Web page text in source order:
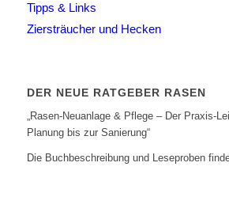
Tipps & Links
Ziersträucher und Hecken
DER NEUE RATGEBER RASEN
„Rasen-Neuanlage & Pflege – Der Praxis-
Planung bis zur Sanierung“
Die Buchbeschreibung und Leseproben